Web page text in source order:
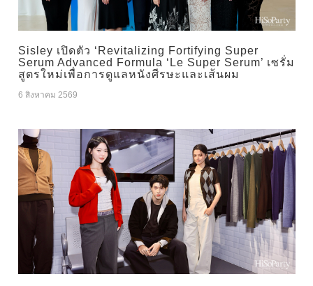
Sisley เปิดตัว ‘Revitalizing Fortifying Super
Serum Advanced Formula ‘Le Super Serum’ เซรั่ม
สูตรใหม่เพื่อการดูแลหนังศีรษะและเส้นผม
6 สิงหาคม 2569